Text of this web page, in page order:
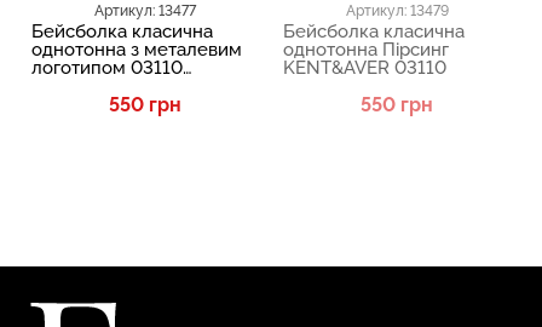
Артикул: 13477
Бейсболка класична
однотонна з металевим
логотипом 03110
550 грн
Артикул: 13479
Бейсболка класична
однотонна Пірсинг
KENT&AVER 03110
550 грн